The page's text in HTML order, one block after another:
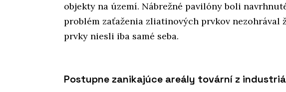
objekty na území. Nábrežné pavilóny boli
problém zaťaženia zliatinových prvkov nezohrával
prvky niesli iba samé seba.
Postupne zanikajúce areály tovární z